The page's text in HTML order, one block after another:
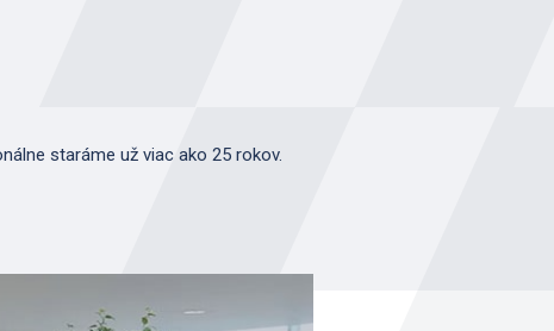
staráme už viac ako 25 rokov.